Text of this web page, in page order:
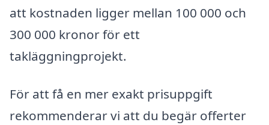
att kostnaden ligger mellan 100 000 och
300 000 kronor för ett
takläggningprojekt.
För att få en mer exakt prisuppgift
rekommenderar vi att du begär offerter